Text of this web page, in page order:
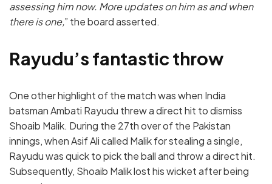
assessing him now. More updates on him as and when
there is one,” the board asserted.
Rayudu’s fantastic throw
One other highlight of the match was when India
batsman Ambati Rayudu threw a direct hit to dismiss
Shoaib Malik. During the 27th over of the Pakistan
innings, when Asif Ali called Malik for stealing a single,
Rayudu was quick to pick the ball and throw a direct hit.
Subsequently, Shoaib Malik lost his wicket after being